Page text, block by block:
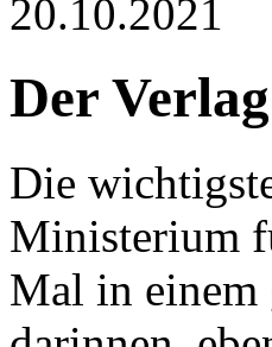
20.10.2021
Der
Die
Ministerium
Mal in einem